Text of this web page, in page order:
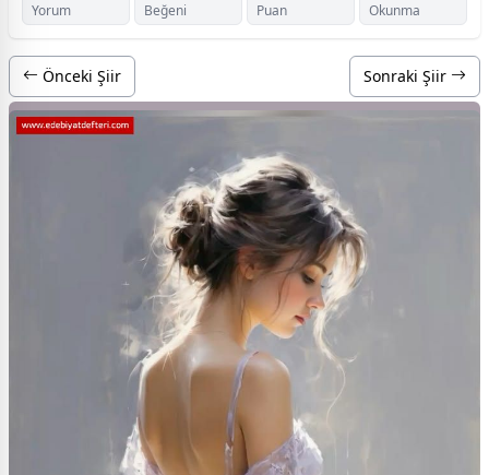
Yorum Beğeni Puan Okunma
Önceki Şiir Sonraki Şiir